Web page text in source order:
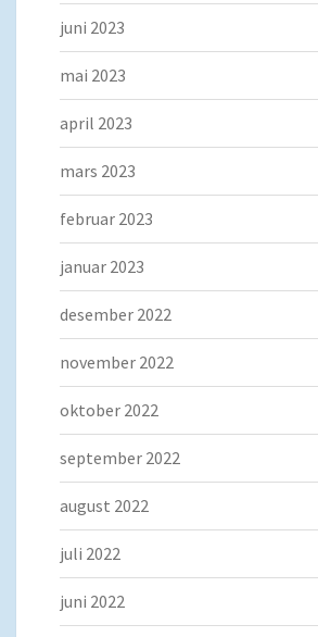
juni 2023
mai 2023
april 2023
mars 2023
februar 2023
januar 2023
desember 2022
november 2022
oktober 2022
september 2022
august 2022
juli 2022
juni 2022